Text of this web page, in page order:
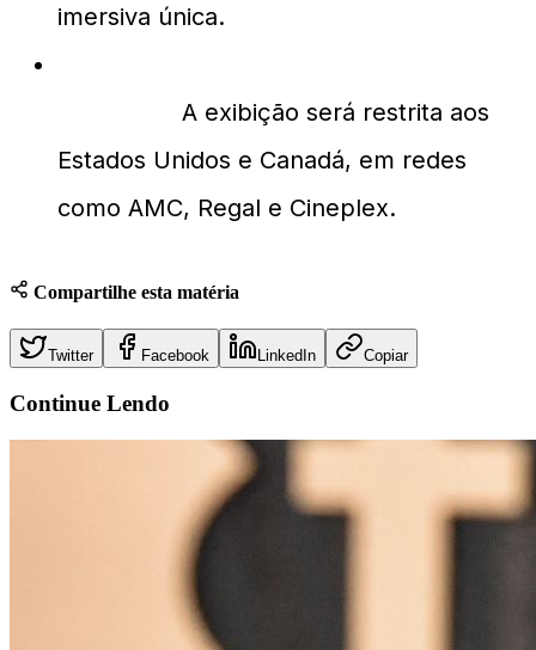
imersiva única.
A exibição será restrita aos
Estados Unidos e Canadá, em redes
como AMC, Regal e Cineplex.
Compartilhe esta matéria
Twitter Facebook LinkedIn Copiar
Continue Lendo